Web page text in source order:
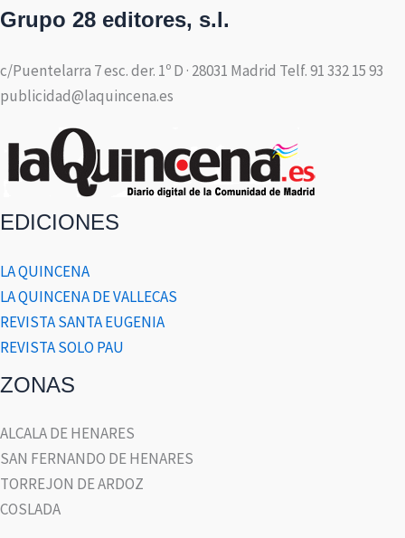
Grupo 28 editores, s.l.
c/Puentelarra 7 esc. der. 1º D · 28031 Madrid Telf. 91 332 15 93
publicidad@laquincena.es
EDICIONES
LA QUINCENA
LA QUINCENA DE VALLECAS
REVISTA SANTA EUGENIA
REVISTA SOLO PAU
ZONAS
ALCALA DE HENARES
SAN FERNANDO DE HENARES
TORREJON DE ARDOZ
COSLADA